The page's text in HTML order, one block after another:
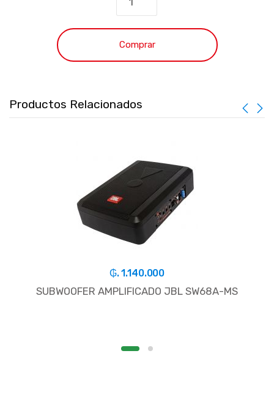
Comprar
Productos Relacionados
₲. 1.140.000
SUBWOOFER AMPLIFICADO JBL SW68A-MS